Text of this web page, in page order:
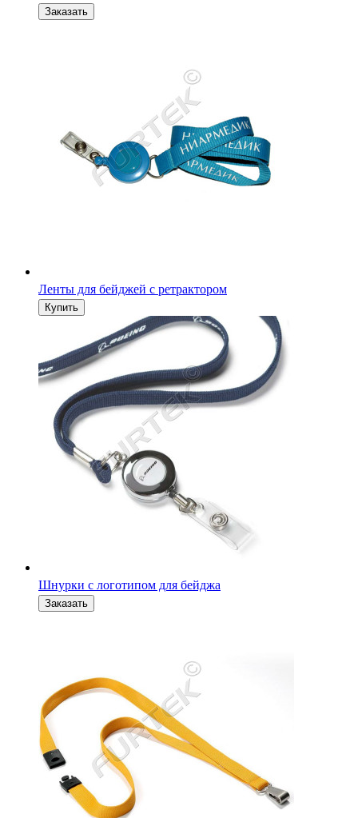
Ленты для бейджей с ретрактором
Шнурки с логотипом для бейджа